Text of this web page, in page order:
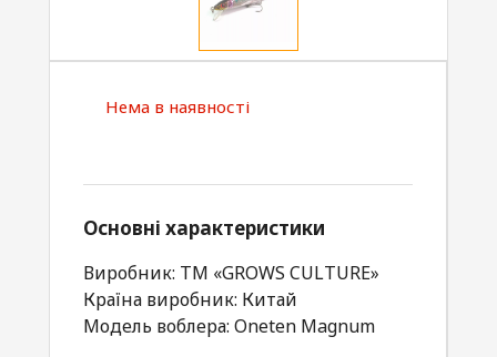
Нема в наявності
Основні характеристики
Виробник: ТМ «GROWS CULTURE»
Країна виробник: Китай
Модель воблера: Oneten Magnum